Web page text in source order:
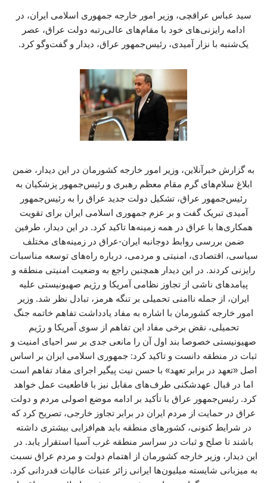
سید عباس عراقچی، وزیر امور خارجه جمهوری اسلامی ایران، در
ادامه رایزنی‌های خود با مقام‌های عالی‌رتبه دولت عراق، عصر
یک‌شنبه با نزار آمیدی، رئیس‌جمهور عراق، دیدار و گفت‌وگو کرد.
به گزارش خبرآنلاین، وزیر امور خارجه کشورمان در این دیدار، ضمن
ابلاغ سلام‌های گرم مقام معظم رهبری و رئیس‌جمهور پزشکیان به
رئیس‌جمهور عراق، تشکیل دولت جدید عراق را به رئیس‌جمهور
آمیدی تبریک گفت و بر عزم جمهوری اسلامی ایران برای تقویت
همکاری‌ها با عراق در همه زمینه‌ها تاکید کرد. در این دیدار، طرفین
ضمن بررسی روابط دوجانبه ایران-عراق در زمینه‌های مختلف
سیاسی، اقتصادی، امنیتی و مردمی، درباره راه‌های توسعه مناسبات
رایزنی کردند. در این دیدار همچنین راجع به وضعیت امنیتی منطقه و
پیامدهای ناشی از تجاوز نظامی آمریکا و رژیم صهیونیستی علیه
ایران، از جمله ناامنی تحمیلی بر تنگه هرمز، تبادل نظر شد. وزیر
امور خارجه کشورمان با اشاره به مفاد یادداشت تفاهم خاتمه جنگ
تحمیلی، نقض برخی مفاد این تفاهم از سوی آمریکا و رژیم
صهیونیستی خصوصا بند اول آن را مانعی جدی بر سر احیای امنیت و
ثبات در منطقه دانست و تاکید کرد: جمهوری اسلامی ایران بر اساس
اصل «تعهد در برابر تعهد» با حسن نیت پیگیر اجرای مفاد تفاهم است
اما در قبال عهدشکنی طرف‌های مقابل نیز با قاطعیت عمل خواهد
کرد. رئیس‌جمهور عراق با تأکید بر ادامه موضع اصولی مردم و دولت
عراق در حمایت از مردم ایران در برابر تجاوز خارجی، تصریح کرد که
در شرایط کنونی، کشورهای منطقه باید هم‌افزایی بیشتری داشته
باشند تا صلح و ثبات در سراسر منطقه غرب آسیا استقرار یابد. در
این دیدار، وزیر خارجه کشورمان از اهتمام دولت و مردم عراق نسبت
به میزبانی شایسته میلیون‌ها ایرانی زائر عتبات عالیات قدردانی کرد.